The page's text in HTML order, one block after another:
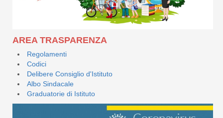
AREA TRASPARENZA
Regolamenti
Codici
Delibere Consiglio d'Istituto
Albo Sindacale
Graduatorie di Istituto